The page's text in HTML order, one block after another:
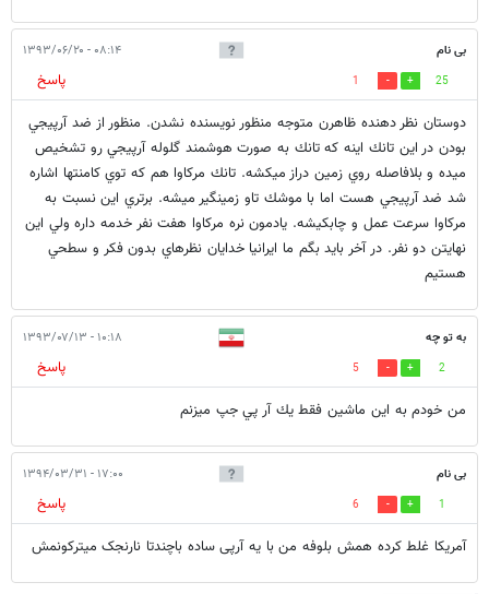
بی نام ۰۸:۱۴ - ۱۳۹۳/۰۶/۲۰
25
1
پاسخ
دوستان نظر دهنده ظاهرن متوجه منظور نويسنده نشدن. منظور از ضد آرپيجي
بودن در اين تانك اينه كه تانك به صورت هوشمند گلوله آرپيجي رو تشخيص
ميده و بلافاصله روي زمين دراز ميكشه. تانك مركاوا هم كه توي كامنتها اشاره
شد ضد آرپيجي هست اما با موشك تاو زمينگير ميشه. برتري اين نسبت به
مركاوا سرعت عمل و چابكيشه. يادمون نره مركاوا هفت نفر خدمه داره ولي اين
نهايتن دو نفر. در آخر بايد بگم ما ايرانيا خدايان نظرهاي بدون فكر و سطحي
هستيم
به تو چه ۱۰:۱۸ - ۱۳۹۳/۰۷/۱۳
2
5
پاسخ
من خودم به اين ماشين فقط يك آر پي جپ ميزنم
بی نام ۱۷:۰۰ - ۱۳۹۴/۰۳/۳۱
1
6
پاسخ
آمریکا غلط کرده همش بلوفه من با یه آرپی ساده باچندتا نارنجک میترکونمش